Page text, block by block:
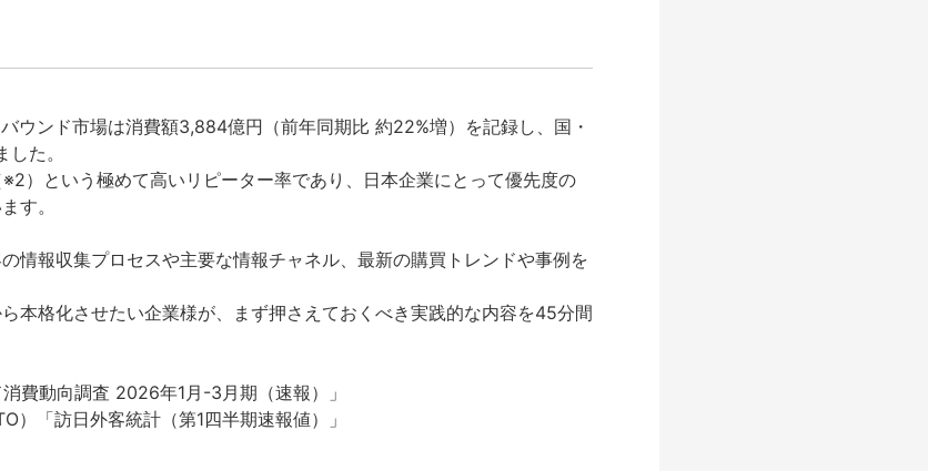
ウンド市場は消費額3,884億円（前年同期比 約22%増）を記録し、国・
た。
）という極めて高いリピーター率であり、日本企業にとって優先度の
す。
情報収集プロセスや主要な情報チャネル、最新の購買トレンドや事例を
本格化させたい企業様が、まず押さえておくべき実践的な内容を45分間
費動向調査 2026年1月-3月期（速報）」
）「訪日外客統計（第1四半期速報値）」